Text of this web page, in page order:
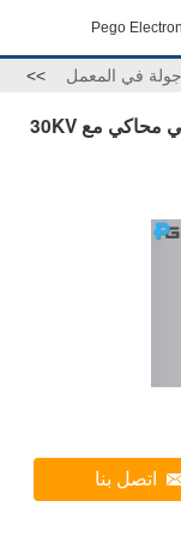
Pego
جولة في المعمل >>
AC 220V EMC معدات اختبار التفريغ الكهربائي محاكي مع 30KV
اتصل بنا